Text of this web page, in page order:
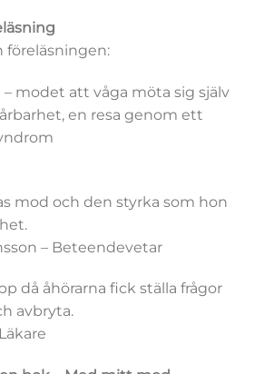
föreläsningen:
modet att våga möta sig själv
en resa genom ett
mod och den styrka som hon
– Beteendevetar
då åhörarna fick ställa frågor
avbryta.